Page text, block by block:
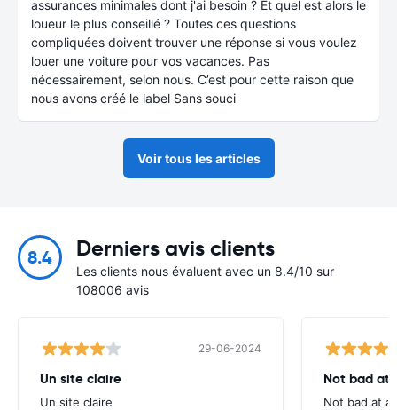
assurances minimales dont j'ai besoin ? Et quel est alors le
loueur le plus conseillé ? Toutes ces questions
compliquées doivent trouver une réponse si vous voulez
louer une voiture pour vos vacances. Pas
nécessairement, selon nous. C’est pour cette raison que
nous avons créé le label Sans souci
Voir tous les articles
8.4 Derniers avis clients
Les clients nous évaluent avec un 8.4/10 sur
108006 avis
29-06-2024
Un site claire
Un site claire
Not bad at
Not bad at